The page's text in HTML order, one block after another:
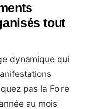
tout
dynamique qui
pas la Foire
au mois